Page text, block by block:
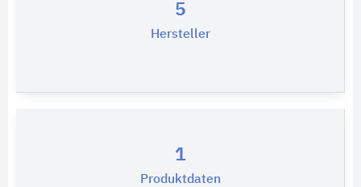
5
Hersteller
1
Produktdaten